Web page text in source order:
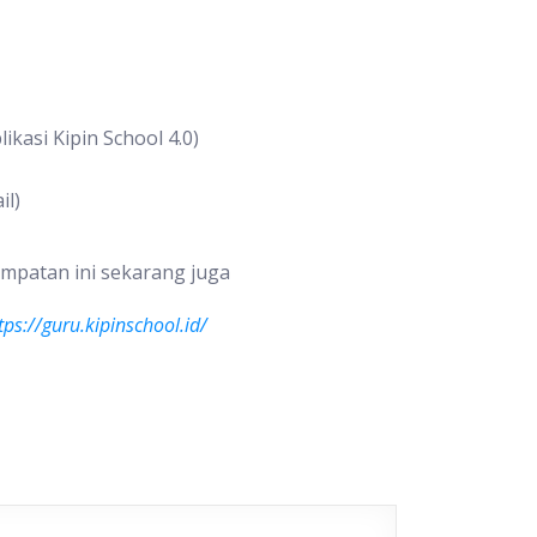
Kipin School 4.0)
ini sekarang juga
guru.kipinschool.id/